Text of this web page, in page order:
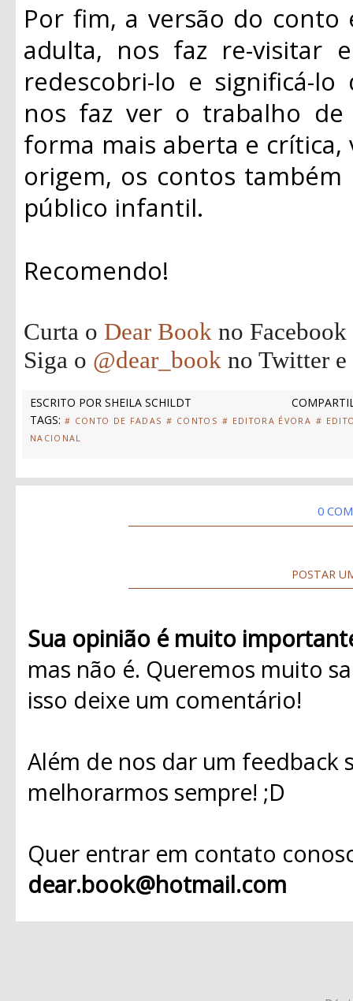
Por fim, a versão do
adulta, nos faz re-visitar
redescobri-lo e significá-
nos faz ver o trabalho de
forma mais aberta e
origem, os contos
público infantil.
Recomendo!
Curta o Dear Book no Facebook
Siga o @dear_book no Twitter
ESCRITO POR SHEILA SCHILDT
TAGS: # CONTO DE FADAS # CONTOS # EDITORA ÉVORA #
NACIONAL
0
POSTAR
Sua opinião é muito
mas não é. Queremos muito
isso deixe um comentário!
Além de nos dar um
melhorarmos sempre! ;D
Quer entrar em contato
dear.book@hotmail.com